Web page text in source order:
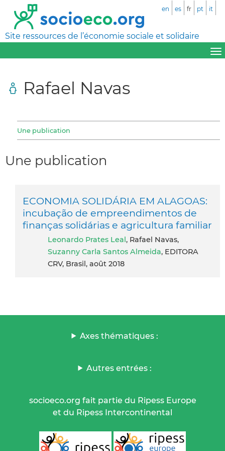
Site ressources de l’économie sociale et solidaire
en es fr pt it
Rafael Navas
Une publication
Une publication
ECONOMIA SOLIDÁRIA EM ALAGOAS:
incubação de empreendimentos de
finanças solidárias e agricultura familiar
Leonardo Prates Leal, Rafael Navas,
Suzanny Carla Santos Almeida, EDITORA
CRV, Brasil, août 2018
Axes thématiques :
Autres entrées :
socioeco.org fait partie du Ripess Europe
et du Ripess Intercontinental